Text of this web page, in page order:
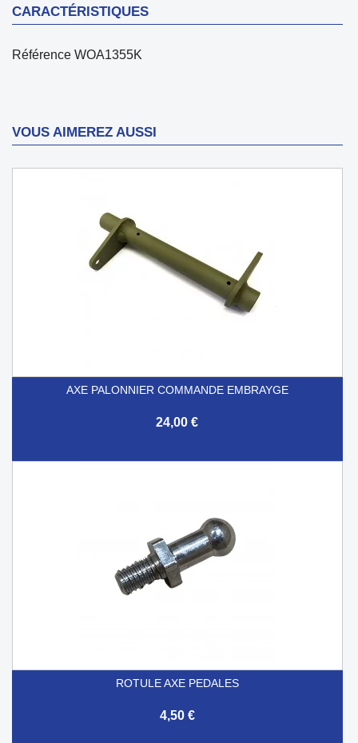
CARACTÉRISTIQUES
Référence WOA1355K
VOUS AIMEREZ AUSSI
AXE PALONNIER COMMANDE EMBRAYGE
24,00 €
ROTULE AXE PEDALES
4,50 €